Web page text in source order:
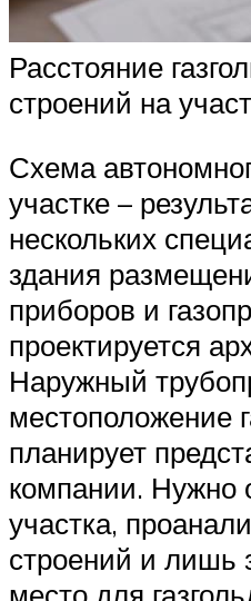
Расстояние
строений на
Схема
участке –
нескольких
здания
приборов и
проектируется
Наружный
местоположение
планирует
компании. Нужно
участка,
строений и лишь